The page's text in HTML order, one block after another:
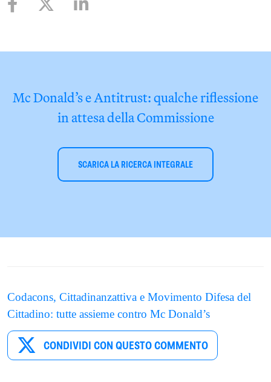
Mc Donald’s e Antitrust: qualche riflessione
in attesa della Commissione
SCARICA LA RICERCA INTEGRALE
Codacons, Cittadinanzattiva e Movimento Difesa del
Cittadino: tutte assieme contro Mc Donald’s
CONDIVIDI CON QUESTO COMMENTO